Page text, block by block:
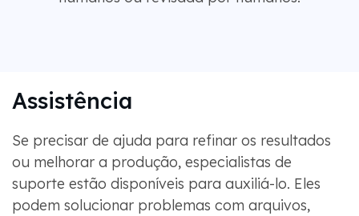
Assistência
Se precisar de ajuda para refinar os resultados
ou melhorar a produção, especialistas de
suporte estão disponíveis para auxiliá-lo. Eles
podem solucionar problemas com arquivos,